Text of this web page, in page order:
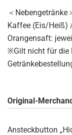
＜Nebengetränke
Kaffee (Eis/Heiß)
Orangensaft:
※Gilt nicht für die
Original-
Ansteckbutton